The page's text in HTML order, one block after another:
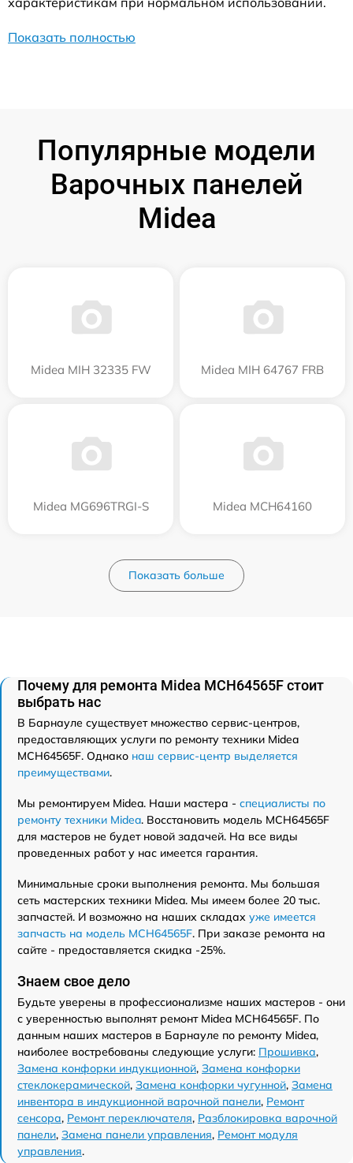
Показать полностью
Популярные модели
Варочных панелей
Midea
Midea MIH 32335 FW Midea MIH 64767 FRB
Midea MG696TRGI-S Midea MCH64160
Показать больше
Почему для ремонта Midea MCH64565F стоит
выбрать нас
В Барнауле существует множество сервис-центров,
предоставляющих услуги по ремонту техники Midea
MCH64565F. Однако наш сервис-центр выделяется
преимуществами.
Мы ремонтируем Midea. Наши мастера - специалисты по
ремонту техники Midea. Восстановить модель MCH64565F
для мастеров не будет новой задачей. На все виды
проведенных работ у нас имеется гарантия.
Минимальные сроки выполнения ремонта. Мы большая
сеть мастерских техники Midea. Мы имеем более 20 тыс.
запчастей. И возможно на наших складах уже имеется
запчасть на модель MCH64565F. При заказе ремонта на
сайте - предоставляется скидка -25%.
Знаем свое дело
Будьте уверены в профессионализме наших мастеров - они
с уверенностью выполнят ремонт Midea MCH64565F. По
данным наших мастеров в Барнауле по ремонту Midea,
наиболее востребованы следующие услуги: Прошивка,
Замена конфорки индукционной, Замена конфорки
стеклокерамической, Замена конфорки чугунной, Замена
инвентора в индукционной варочной панели, Ремонт
сенсора, Ремонт переключателя, Разблокировка варочной
панели, Замена панели управления, Ремонт модуля
управления.